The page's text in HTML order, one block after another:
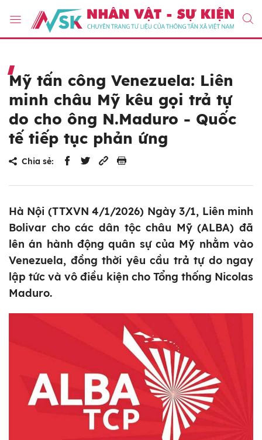
Mỹ tấn công Venezuela: Liên
minh châu Mỹ kêu gọi trả tự
do cho ông N.Maduro - Quốc
tế tiếp tục phản ứng
Chia sẻ:
Hà Nội (TTXVN 4/1/2026) Ngày 3/1, Liên minh
Bolivar cho các dân tộc châu Mỹ (ALBA) đã
lên án hành động quân sự của Mỹ nhằm vào
Venezuela, đồng thời yêu cầu trả tự do ngay
lập tức và vô điều kiện cho Tổng thống Nicolas
Maduro.